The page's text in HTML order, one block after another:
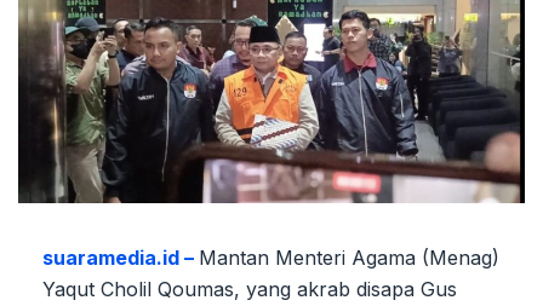
suaramedia.id – Mantan Menteri Agama (Menag)
Yaqut Cholil Qoumas, yang akrab disapa Gus